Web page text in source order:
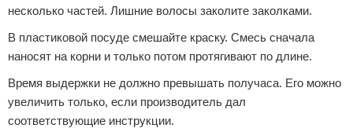
несколько частей. Лишние волосы заколите заколками.
В пластиковой посуде смешайте краску. Смесь сначала
наносят на корни и только потом протягивают по длине.
Время выдержки не должно превышать получаса. Его можно
увеличить только, если производитель дал
соответствующие инструкции.